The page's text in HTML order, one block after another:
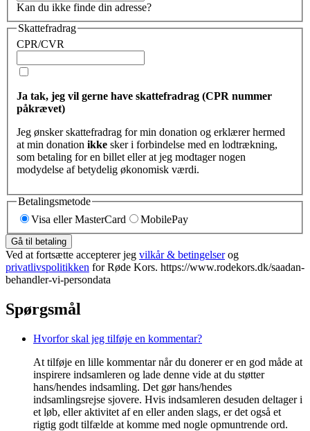
Kan du ikke finde din adresse?
Skattefradrag
CPR/CVR
Ja tak, jeg vil gerne have skattefradrag (CPR nummer
påkrævet)
Jeg ønsker skattefradrag for min donation og erklærer hermed
at min donation ikke sker i forbindelse med en lodtrækning,
som betaling for en billet eller at jeg modtager nogen
modydelse af betydelig økonomisk værdi.
Betalingsmetode
Visa eller MasterCard
MobilePay
Gå til betaling
Ved at fortsætte accepterer jeg vilkår & betingelserog
privatlivspolitikken for Røde Kors. https://www.rodekors.dk/saadan-
behandler-vi-persondata
Spørgsmål
Hvorfor skal jeg tilføje en kommentar?
At tilføje en lille kommentar når du donerer er en god måde at
inspirere indsamleren og lade denne vide at du støtter
hans/hendes indsamling. Det gør hans/hendes
indsamlingsrejse sjovere. Hvis indsamleren desuden deltager i
et løb, eller aktivitet af en eller anden slags, er det også et
rigtig godt tilfælde at komme med nogle opmuntrende ord.